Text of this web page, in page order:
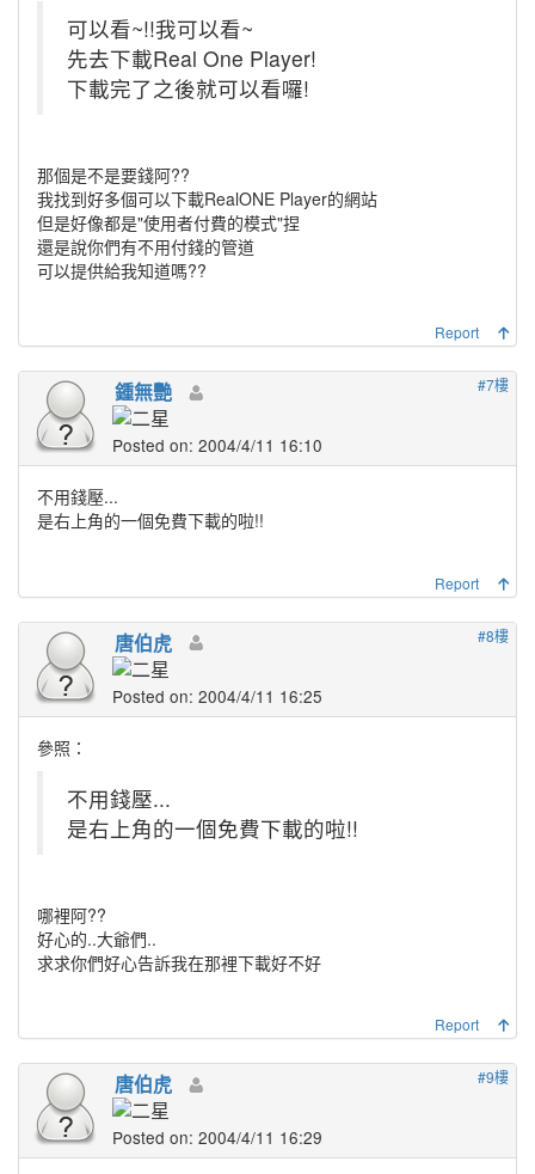
可以看~!!我可以看~
先去下載Real One Player!
下載完了之後就可以看囉!
那個是不是要錢阿??
我找到好多個可以下載RealONE Player的網站
但是好像都是"使用者付費的模式"捏
還是說你們有不用付錢的管道
可以提供給我知道嗎??
Report
#7樓
鍾無艷
Posted on: 2004/4/11 16:10
不用錢壓...
是右上角的一個免費下載的啦!!
Report
#8樓
唐伯虎
Posted on: 2004/4/11 16:25
參照：
不用錢壓...
是右上角的一個免費下載的啦!!
哪裡阿??
好心的..大爺們..
求求你們好心告訴我在那裡下載好不好
Report
#9樓
唐伯虎
Posted on: 2004/4/11 16:29